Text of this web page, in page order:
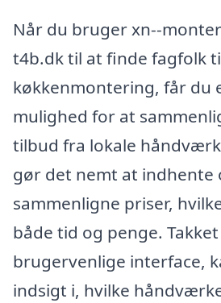
Når du bruger xn--
t4b.dk til at finde fagfolk
køkkenmontering, får du
mulighed for at
tilbud fra lokale
gør det nemt at indhente
sammenligne priser,
både tid og penge.
brugervenlige interface,
indsigt i, hvilke